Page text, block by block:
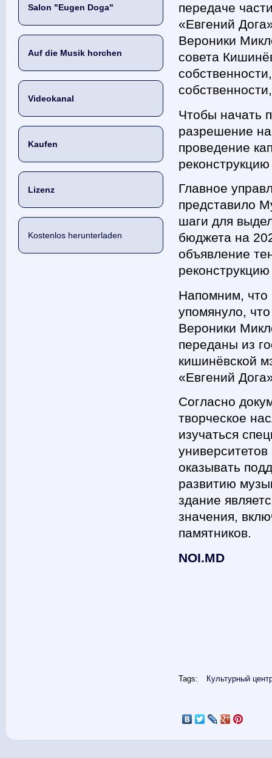
Salon "Eugen Doga"
Auf die Musik horchen
Videokanal
Kaufen
Lizenz
Kostenlos herunterladen
передаче
«Евгений
Вероники
совета
Чтобы начать
разрешение на
проведение
Главное
представило
шаги для
бюджета на
объявление
Напомним, что
упомянуло,
Вероники
переданы из
кишинёвской
«Евгений
Согласно
творческое
изучаться
оказывать
развитию
здание
значения,
памятников.
NOI.MD
Tags: Культурный